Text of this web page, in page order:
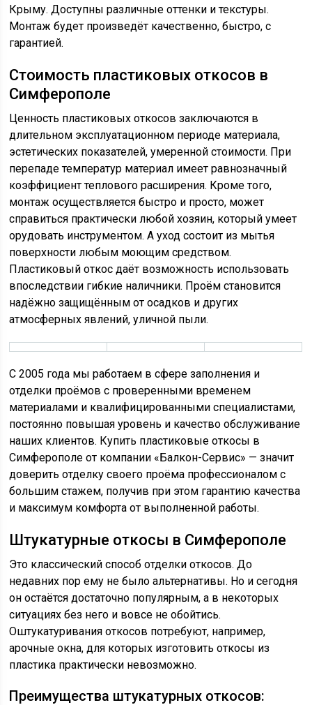
Крыму. Доступны различные оттенки и текстуры.
Монтаж будет произведёт качественно, быстро, с
гарантией.
Стоимость пластиковых откосов в
Симферополе
Ценность пластиковых откосов заключаются в
длительном эксплуатационном периоде материала,
эстетических показателей, умеренной стоимости. При
перепаде температур материал имеет равнозначный
коэффициент теплового расширения. Кроме того,
монтаж осуществляется быстро и просто, может
справиться практически любой хозяин, который умеет
орудовать инструментом. А уход состоит из мытья
поверхности любым моющим средством.
Пластиковый откос даёт возможность использовать
впоследствии гибкие наличники. Проём становится
надёжно защищённым от осадков и других
атмосферных явлений, уличной пыли.
С 2005 года мы работаем в сфере заполнения и
отделки проёмов с проверенными временем
материалами и квалифицированными специалистами,
постоянно повышая уровень и качество обслуживание
наших клиентов. Купить пластиковые откосы в
Симферополе от компании «Балкон-Сервис» — значит
доверить отделку своего проёма профессионалом с
большим стажем, получив при этом гарантию качества
и максимум комфорта от выполненной работы.
Штукатурные откосы в Симферополе
Это классический способ отделки откосов. До
недавних пор ему не было альтернативы. Но и сегодня
он остаётся достаточно популярным, а в некоторых
ситуациях без него и вовсе не обойтись.
Оштукатуривания откосов потребуют, например,
арочные окна, для которых изготовить откосы из
пластика практически невозможно.
Преимущества штукатурных откосов: